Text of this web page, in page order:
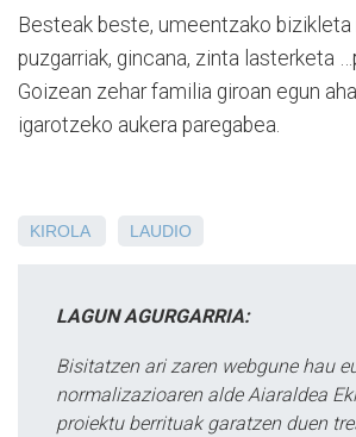
Besteak beste, umeentzako bizikleta
puzgarriak, gincana, zinta lasterketa
Goizean zehar familia giroan egun
igarotzeko aukera paregabea.
KIROLA LAUDIO
LAGUN AGURGARRIA:
Bisitatzen ari zaren webgune hau
normalizazioaren alde Aiaraldea
proiektu berrituak garatzen duen